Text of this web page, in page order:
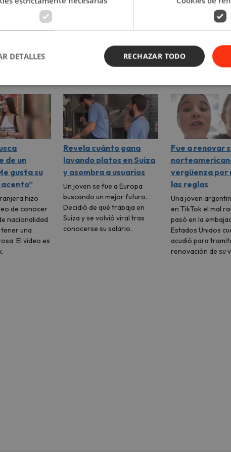
de un
gusta su
acento”
hizo
de conocer
nacionalidad
una
El video es
Revela cuánto gana
lavando platos en Suiza
y asombra a usuarios
Un joven se fue a Europa
buscando un mejor futuro.
Decidió de qué trabaja en
Suiza y se volvió viral tras
conocerse su salario.
Fue a renovar
vergüenza por
las reglas
Una joven
en TikTok el mal
pasó en la
Estados Unidos
acudió para
renovación de su
RECHAZAR TODO
DETALLES